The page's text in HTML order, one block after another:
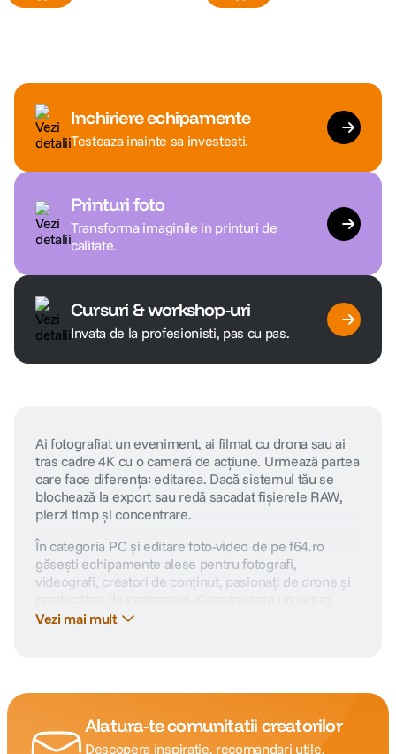
Inchiriere echipamente
Testeaza inainte sa investesti.
Printuri foto
Transforma imaginile in printuri de
calitate.
Cursuri & workshop-uri
Invata de la profesionisti, pas cu pas.
Ai fotografiat un eveniment, ai filmat cu drona sau ai
tras cadre 4K cu o cameră de acțiune. Urmează partea
care face diferența: editarea. Dacă sistemul tău se
blochează la export sau redă sacadat fișierele RAW,
pierzi timp și concentrare.
În categoria PC și editare foto-video de pe f64.ro
găsești echipamente alese pentru fotografi,
videografi, creatori de conținut, pasionați de drone și
adaptat fluxului tău real de lucru, fie că editezi imagini,
potrivit pentru editare foto-video. Ai nevoie de
componente optimizate pentru randare, procesare de
Vezi mai mult
Alatura-te comunitatii creatorilor
Descopera inspiratie, recomandari utile,